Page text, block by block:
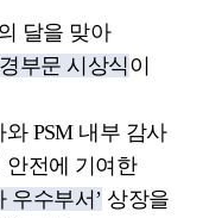
달을 맞아
부문 시상식이
PSM 내부 감사
안전에 기여한
우수부서’ 상장을